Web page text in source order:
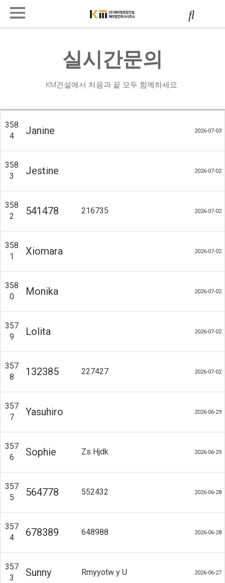
실시간문의
KM건설에서 처음과 끝 모두 함께하세요.
358
4
Janine 2026-07-03
358
3
Jestine 2026-07-02
358
2
541478 216735 2026-07-02
358
1
Xiomara 2026-07-02
358
0
Monika 2026-07-02
357
9
Lolita 2026-07-02
357
8
132385 227427 2026-07-02
357
7
Yasuhiro 2026-06-29
357
6
Sophie Zs Hjdk 2026-06-29
357
5
564778 552432 2026-06-28
357
4
678389 648988 2026-06-28
357
3
Sunny Rmyyotw y U 2026-06-27